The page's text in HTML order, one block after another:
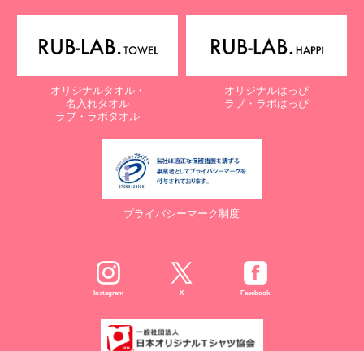
オリジナルタオル・
名入れタオル
ラブ・ラボタオル
オリジナルはっぴ
ラブ・ラボはっぴ
プライバシーマーク制度
Instagram X Facebook